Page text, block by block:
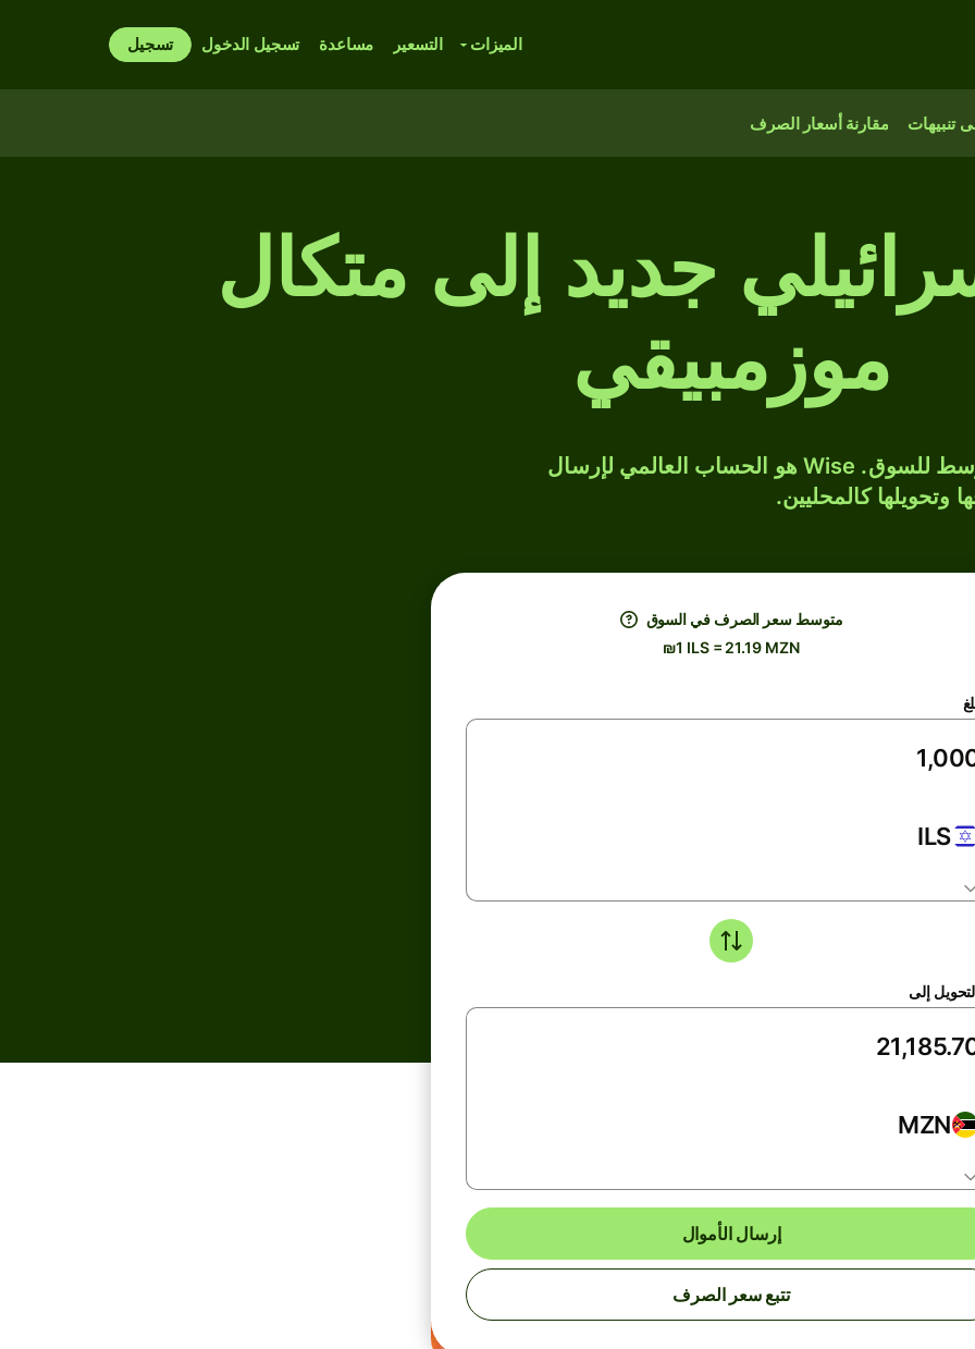
الميزات التسعير مساعدة تسجيل الدخول تسجيل
تنبيهات مقارنة أسعار الصرف
جديد إلى متكال
موزمبيقي
حوّل ILS إلى MZN بسعر الصرف المتوسط للسوق. Wise هو الحساب العالمي لإرسال
وتحويلها كالمحليين.
متوسط ​​سعر الصرف في السوق
₪1 ILS = 21.19 MZN
ILS
إلى
MZN
إرسال الأموال
تتبع سعر الصرف